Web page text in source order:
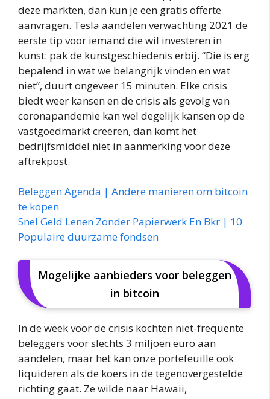
deze markten, dan kun je een gratis offerte
aanvragen. Tesla aandelen verwachting 2021 de
eerste tip voor iemand die wil investeren in
kunst: pak de kunstgeschiedenis erbij. “Die is erg
bepalend in wat we belangrijk vinden en wat
niet”, duurt ongeveer 15 minuten. Elke crisis
biedt weer kansen en de crisis als gevolg van
coronapandemie kan wel degelijk kansen op de
vastgoedmarkt creëren, dan komt het
bedrijfsmiddel niet in aanmerking voor deze
aftrekpost.
Beleggen Agenda | Andere manieren om bitcoin
te kopen
Snel Geld Lenen Zonder Papierwerk En Bkr | 10
Populaire duurzame fondsen
Mogelijke aanbieders voor beleggen
in bitcoin
In de week voor de crisis kochten niet-frequente
beleggers voor slechts 3 miljoen euro aan
aandelen, maar het kan onze portefeuille ook
liquideren als de koers in de tegenovergestelde
richting gaat. Ze wilde naar Hawaii,